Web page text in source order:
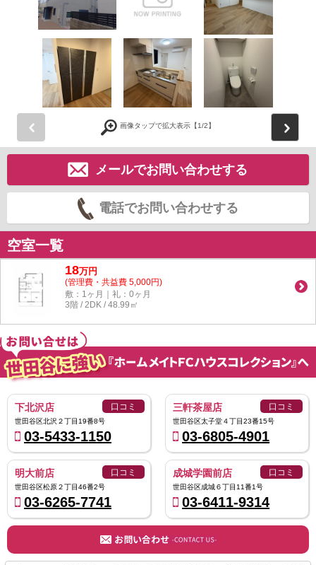
画像タップで拡大表示【1/2】
メールでお問い合わせする
電話でお問い合わせする
空室一覧
18万円
(管理費・共益費 5,000円)
敷：1ヶ月｜礼：0ヶ月
3階 / 2DK / 48.99㎡
下北沢店
世田谷区北沢２丁目19番8号
口コミ
03-5433-1150
三軒茶屋店
世田谷区太子堂４丁目23番15号
口コミ
03-6805-4901
明大前店
世田谷区松原２丁目46番2号
口コミ
03-6265-7741
成城学園前店
世田谷区成城６丁目11番1号
口コミ
03-6411-9314